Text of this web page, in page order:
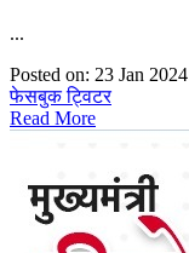
...
Posted on: 23 Jan 2024
फेसबुकट्विटर
Read More